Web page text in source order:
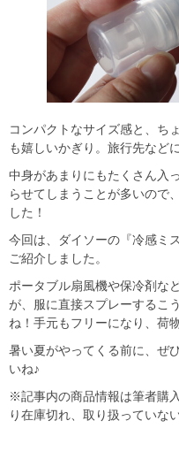
コンパクトなサイズ感と、ち
も嬉しいかぎり。旅行先など
中身があまりにもたくさん入
らせてしまうことが多いので
した！
今回は、ダイソーの『冷感ミ
ご紹介しました。
ポータブル扇風機や保冷剤な
が、服に直接スプレーするこ
ね！手元もフリーになり、荷
暑い夏がやってくる前に、ぜ
いね♪
※記事内の商品情報は筆者購
り在庫切れ、取り扱っていな